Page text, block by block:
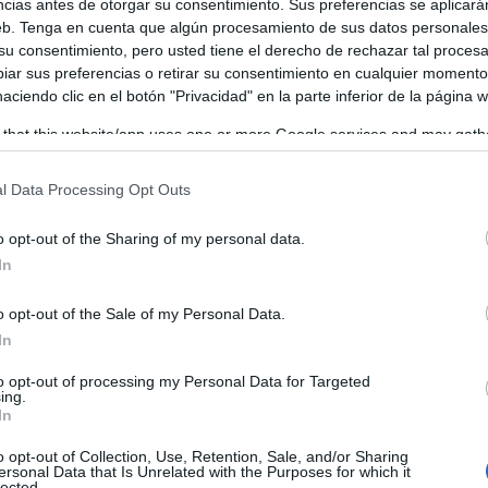
antes de otorgar su consentimiento. Sus preferencias se
Tenga en cuenta que algún procesamiento de sus datos
consentimiento, pero usted tiene el derecho de rechazar tal
sus preferencias o retirar su consentimiento en cualquier
clic en el botón "Privacidad" en la parte inferior de la página
that this website/app uses one or more Google services and may
but not limited to your visit or usage behaviour. You may
consent section.
Data Processing Opt Outs
opt-out of the Sharing of my personal data.
opt-out of the Sale of my Personal Data.
opt-out of processing my Personal Data for Targeted
opt-out of Collection, Use, Retention, Sale, and/or Sharing
Data that Is Unrelated with the Purposes for which it
que tienen los torneos bien organizados. Compañerismo,
golf. La organización destacó la buena respuesta de los
de la prueba.